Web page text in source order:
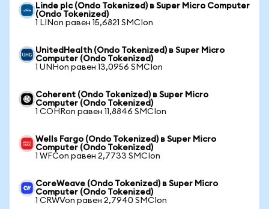
Linde plc (Ondo Tokenized) в Super Micro Computer
(Ondo Tokenized)
1 LINon равен 15,6821 SMCIon
UnitedHealth (Ondo Tokenized) в Super Micro
Computer (Ondo Tokenized)
1 UNHon равен 13,0956 SMCIon
Coherent (Ondo Tokenized) в Super Micro
Computer (Ondo Tokenized)
1 COHRon равен 11,8846 SMCIon
Wells Fargo (Ondo Tokenized) в Super Micro
Computer (Ondo Tokenized)
1 WFCon равен 2,7733 SMCIon
CoreWeave (Ondo Tokenized) в Super Micro
Computer (Ondo Tokenized)
1 CRWVon равен 2,7940 SMCIon